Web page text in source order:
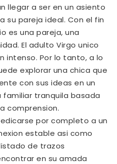
llegar a ser en un asiento
su pareja ideal. Con el fin
es una pareja, una
El adulto Virgo unico
intenso. Por lo tanto, a lo
explorar una chica que
con sus ideas en un
familiar tranquila basada
comprension.
por completo a un
estable asi­ como
de trazos
en su amada